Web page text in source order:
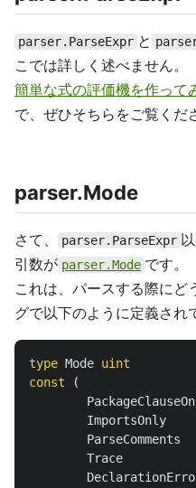
parser.ParseExpr と
こでは詳しく述べません。
簡単な式の評価機を作って
で、ぜひそちらをご覧くだ
parser.Mode
さて、 parser.ParseExpr
引数が parser.Mode です。
これは、パースする際にど
グで以下のように定義され
type Mode uint
const
(
ImportsOnly
ParseComments
Trace